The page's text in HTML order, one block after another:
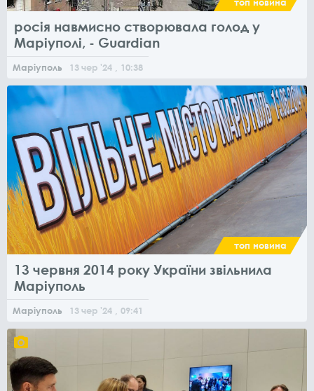
топ новина
росія навмисно створювала голод у
Маріуполі, - Guardian
Маріуполь 13чер '24 , 10:38
топ новина
13 червня 2014 року України звільнила
Маріуполь
Маріуполь 13чер '24 , 09:41